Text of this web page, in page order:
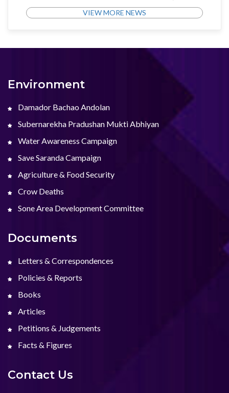
VIEW MORE NEWS
Environment
Damador Bachao Andolan
Subernarekha Pradushan Mukti Abhiyan
Water Awareness Campaign
Save Saranda Campaign
Agriculture & Food Security
Crow Deaths
Sone Area Development Committee
Documents
Letters & Correspondences
Policies & Reports
Books
Articles
Petitions & Judgements
Facts & Figures
Contact Us